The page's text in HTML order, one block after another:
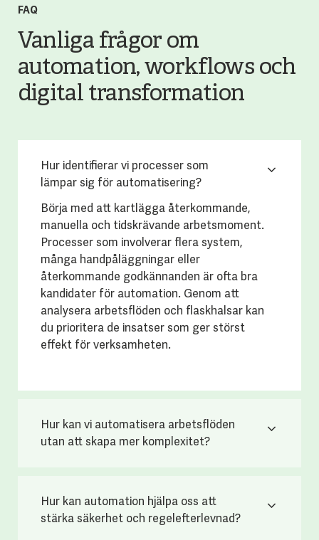
FAQ
Vanliga frågor om
automation, workflows och
digital transformation
Hur identifierar vi processer som
lämpar sig för automatisering?
Börja med att kartlägga återkommande,
manuella och tidskrävande arbetsmoment.
Processer som involverar flera system,
många handpåläggningar eller
återkommande godkännanden är ofta bra
kandidater för automation. Genom att
analysera arbetsflöden och flaskhalsar kan
du prioritera de insatser som ger störst
effekt för verksamheten.
Hur kan vi automatisera arbetsflöden
utan att skapa mer komplexitet?
Hur kan automation hjälpa oss att
stärka säkerhet och regelefterlevnad?